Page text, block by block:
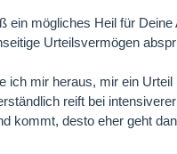
ein mögliches Heil für
Urteilsvermögen
ich mir heraus, mir ein
reift bei
kommt, desto eher geht